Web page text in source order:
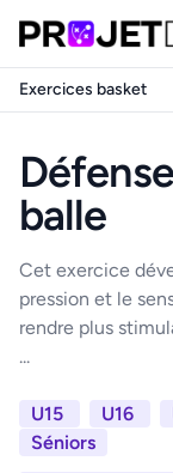
Exercices basket
balle
Cet exercice
pression et le
rendre plus
...
U15 U16
Séniors